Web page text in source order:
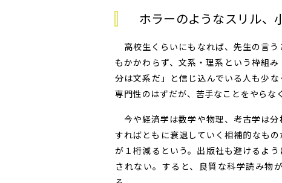
ホラーのようなスリル、
高校生くらいにもなれば、先生の言
もかかわらず、文系・理系という枠組
分は文系だ」と信じ込んでいる人も少
専門性のはずだが、苦手なことをやらな
今や経済学は数学や物理、考古学は
すればともに衰退していく相補的なも
が１桁減るという。出版社も避けるよ
されない。すると、良質な科学読み物